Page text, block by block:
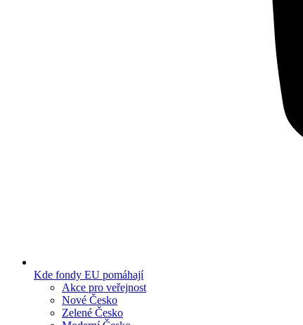
Kde fondy EU pomáhají
Akce pro veřejnost
Nové Česko
Zelené Česko